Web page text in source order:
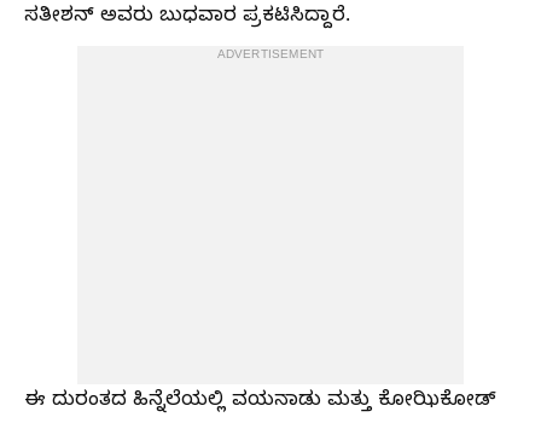
ಸತೀಶನ್ ಅವರು ಬುಧವಾರ ಪ್ರಕಟಿಸಿದ್ದಾರೆ.
ADVERTISEMENT
ಈ ದುರಂತದ ಹಿನ್ನೆಲೆಯಲ್ಲಿ ವಯನಾಡು ಮತ್ತು ಕೋಝಿಕೋಡ್